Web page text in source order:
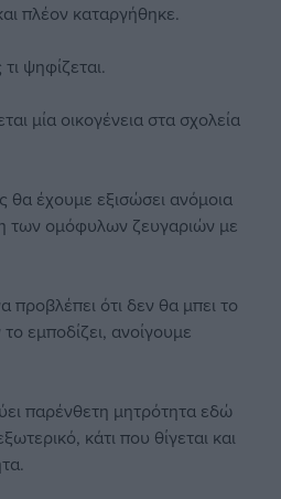
πλέον καταργήθηκε.
ψηφίζεται.
μία οικογένεια στα σχολεία
έχουμε εξισώσει ανόμοια
των ομόφυλων ζευγαριών με
προβλέπει ότι δεν θα μπει το
εμποδίζει, ανοίγουμε
παρένθετη μητρότητα εδώ
κάτι που θίγεται και